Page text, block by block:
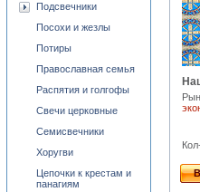
Подсвечники
Посохи и жезлы
Потиры
Православная семья
Распятия и голгофы
Свечи церковные
Семисвечники
Хоругви
Цепочки к крестам и
панагиям